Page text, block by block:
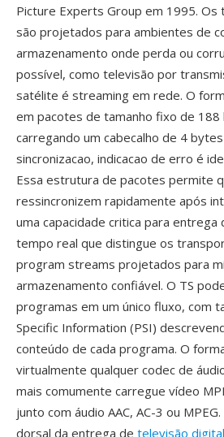
Picture Experts Group em 1995.
são projetados para ambientes de
armazenamento onde perda ou
possível, como televisão por
satélite é streaming em rede. O
em pacotes de tamanho fixo de 188
carregando um cabecalho de 4
sincronizacao, indicacao de erro é
Essa estrutura de pacotes permite
ressincronizem rapidamente após
uma capacidade critica para entrega
tempo real que distingue os
program streams projetados para
armazenamento confiável. O TS
programas em um único fluxo, com
Specific Information (PSI)
conteúdo de cada programa. O
virtualmente qualquer codec de
mais comumente carregue vídeo
junto com áudio AAC, AC-3 ou
dorsal da entrega de televisão digital